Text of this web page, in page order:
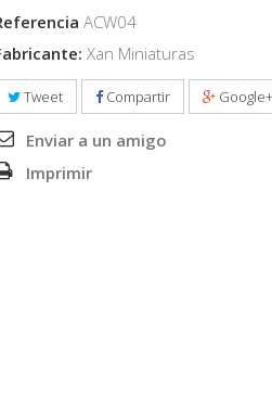
ACW04
Xan Miniaturas
Tweet Compartir Google+
Enviar a un amigo
Imprimir